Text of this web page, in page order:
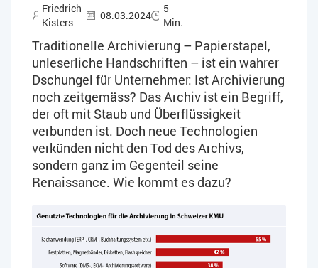
Friedrich
Kisters
08.03.2024
5
Min.
Traditionelle Archivierung – Papierstapel,
unleserliche Handschriften – ist ein wahrer
Dschungel für Unternehmer: Ist Archivierung
noch zeitgemäss? Das Archiv ist ein Begriff,
der oft mit Staub und Überflüssigkeit
verbunden ist. Doch neue Technologien
verkünden nicht den Tod des Archivs,
sondern ganz im Gegenteil seine
Renaissance. Wie kommt es dazu?